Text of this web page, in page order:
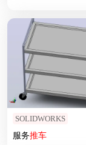
SOLIDWORKS
服务推车